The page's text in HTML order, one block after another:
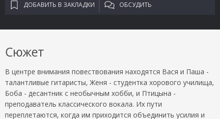
ДОБАВИТЬ В ЗАКЛАДКИ ОБСУДИТЬ
Сюжет
В центре внимания повествования находятся Вася и Паша -
талантливые гитаристы, Женя - студентка хорового училища,
Боба - десантник с необычным хобби, и Птицына -
преподаватель классического вокала. Их пути
переплетаются, когда им приходится объединить усилия и